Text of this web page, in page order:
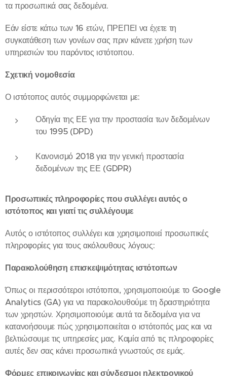
τα προσωπικά σας δεδομένα.
Εάν είστε κάτω των 16 ετών, ΠΡΕΠΕΙ να έχετε τη
συγκατάθεση των γονέων σας πριν κάνετε χρήση των
υπηρεσιών του παρόντος ιστότοπου.
Σχετική νομοθεσία
Ο ιστότοπος αυτός συμμορφώνεται με:
Οδηγία της ΕΕ για την προστασία των δεδομένων
του 1995 (DPD)
Κανονισμό 2018 για την γενική προστασία
δεδομένων της ΕΕ (GDPR)
Προσωπικές πληροφορίες που συλλέγει αυτός ο
ιστότοπος και γιατί τις συλλέγουμε
Αυτός ο ιστότοπος συλλέγει και χρησιμοποιεί προσωπικές
πληροφορίες για τους ακόλουθους λόγους:
Παρακολούθηση επισκεψιμότητας ιστότοπων
Όπως οι περισσότεροι ιστότοποι, χρησιμοποιούμε το Google
Analytics (GA) για να παρακολουθούμε τη δραστηριότητα
των χρηστών. Χρησιμοποιούμε αυτά τα δεδομένα για να
κατανοήσουμε πώς χρησιμοποιείται ο ιστότοπός μας και να
βελτιώσουμε τις υπηρεσίες μας. Καμία από τις πληροφορίες
αυτές δεν σας κάνει προσωπικά γνωστούς σε εμάς.
Φόρμες επικοινωνίας και σύνδεσμοι ηλεκτρονικού